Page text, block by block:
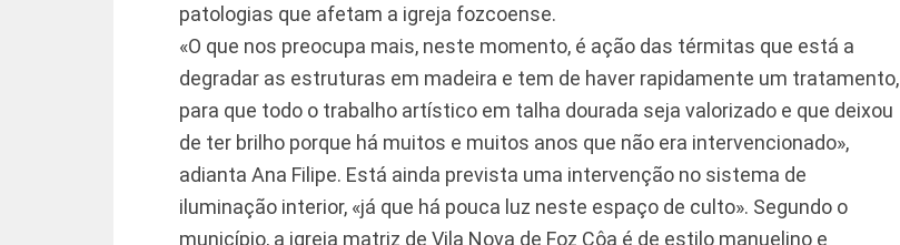
patologias que afetam a igreja fozcoense.
«O que nos preocupa mais, neste momento, é ação das térmitas que está a
degradar as estruturas em madeira e tem de haver rapidamente um tratamento,
para que todo o trabalho artístico em talha dourada seja valorizado e que deixou
de ter brilho porque há muitos e muitos anos que não era intervencionado»,
adianta Ana Filipe. Está ainda prevista uma intervenção no sistema de
iluminação interior, «já que há pouca luz neste espaço de culto». Segundo o
município, a igreja matriz de Vila Nova de Foz Côa é de estilo manuelino e